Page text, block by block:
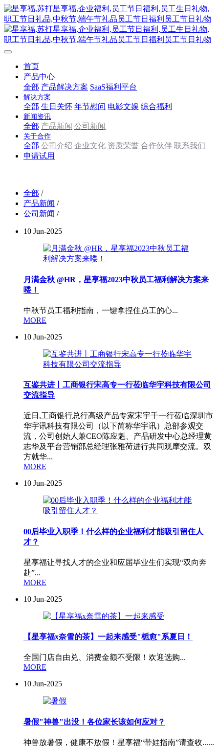
首页
产品中心
全部 产品解决方案 SaaS福利平台
解决方案
全部 生日关怀 年节慰问 电影文娱 综合福利
新闻资讯
全部 产品新闻 公司新闻
关于合作
全部 公司介绍 企业文化 资质荣誉 合作伙伴 联系我们
申请试用
全部 /
产品新闻 /
公司新闻 /
10 Jun-2025
月满金秋 @HR，星享福2023中秋员工福利解决方案来
喽！
中秋节员工福利指南，一键拿捏住员工的心...
MORE
10 Jun-2025
互鉴共进丨工商银行宋高专一行莅临华宇科技有限公司
交流指导
近日,工商银行总行高级产品专家宋宇千一行莅临深圳市
华宇讯科技有限公司（以下简称华宇讯）总部参观交
流，公司创始人兼CEO陈应魁、产品研发中心总经理黄
志华及平台营销部总经理张雅荷进行共同观摩交流。双
方就华...
MORE
10 Jun-2025
00后毕业入职季！什么样的企业福利才能吸引留住人
才？
星享福让寻找人才的企业和应届毕业生们实现“双向奔
赴”...
MORE
10 Jun-2025
【星享福x奈雪的茶】一起来感受"栀愈"系夏日！
全国门店自由兑、消费金额不受限！欢迎选购...
MORE
10 Jun-2025
暑假"神兽"出没！各位家长该如何应对？
神兽放暑假，健康不放假！星享福“带娃指南”请查收......